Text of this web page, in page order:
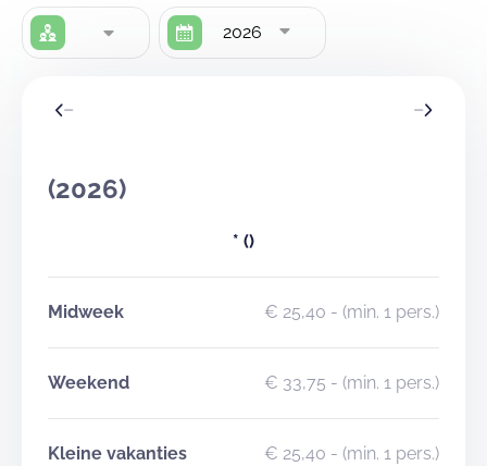
2026
(2026)
* ()
Midweek € 25,40 - (min. 1 pers.)
Weekend € 33,75 - (min. 1 pers.)
Kleine vakanties € 25,40 - (min. 1 pers.)